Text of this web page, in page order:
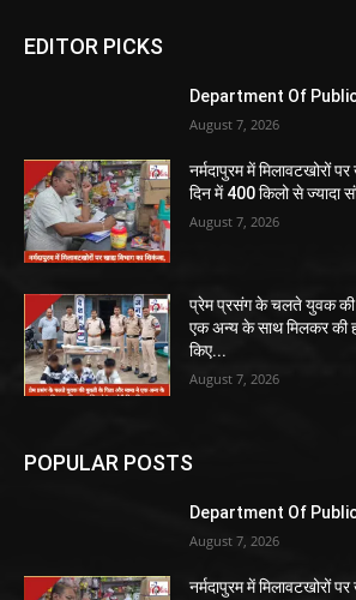
EDITOR PICKS
Department Of
August 7, 2026
नर्मदापुरम में मिलावटखोरों
दिन में 400 किलो से ज्यादा
August 7, 2026
प्रेम प्रसंग के चलते युवक की
एक अन्य के साथ मिलकर की
किए...
August 7, 2026
POPULAR POSTS
Department Of
August 7, 2026
नर्मदापुरम में मिलावटखोरों